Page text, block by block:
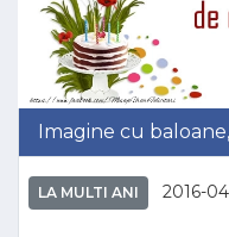
Imagine cu
LA MULTI ANI 2016-